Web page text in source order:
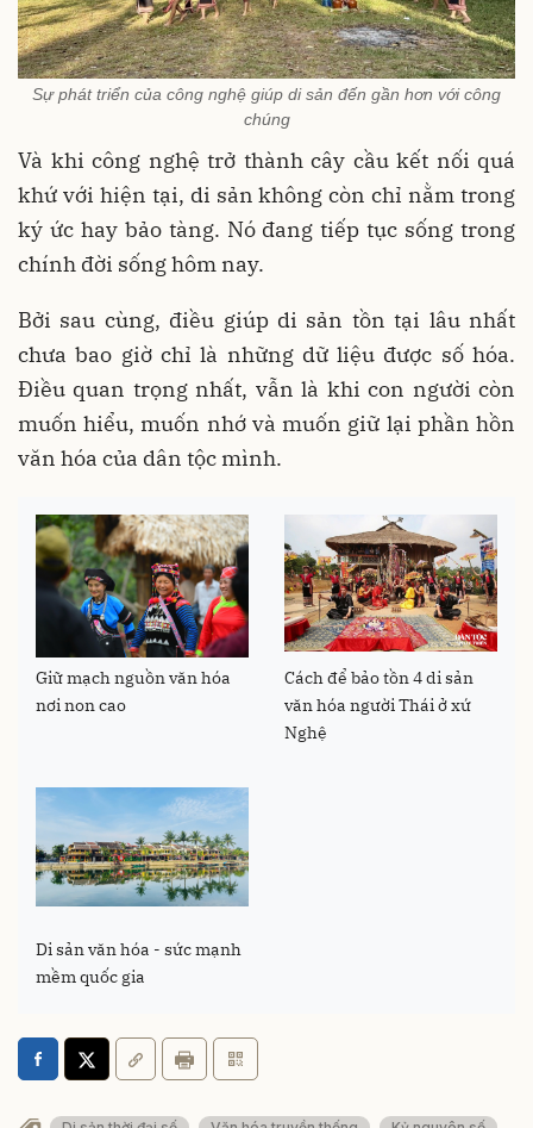
Sự phát triển của công nghệ giúp di sản đến gần hơn với công
chúng
Và khi công nghệ trở thành cây cầu kết nối quá
khứ với hiện tại, di sản không còn chỉ nằm trong
ký ức hay bảo tàng. Nó đang tiếp tục sống trong
chính đời sống hôm nay.
Bởi sau cùng, điều giúp di sản tồn tại lâu nhất
chưa bao giờ chỉ là những dữ liệu được số hóa.
Điều quan trọng nhất, vẫn là khi con người còn
muốn hiểu, muốn nhớ và muốn giữ lại phần hồn
văn hóa của dân tộc mình.
Giữ mạch nguồn văn hóa
nơi non cao
Cách để bảo tồn 4 di sản
văn hóa người Thái ở xứ
Nghệ
Di sản văn hóa - sức mạnh
mềm quốc gia